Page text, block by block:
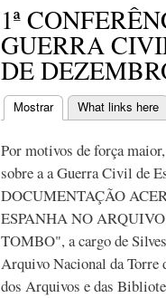
1ª
GUERRA
DE
Separadores
Mostrar(separador ativo)
What links here
Por motivos de força
sobre a a Guerra Civil de
DOCUMENTAÇÃO
ESPANHA NO
TOMBO", a cargo de
Arquivo Nacional da Torre
dos Arquivos e das